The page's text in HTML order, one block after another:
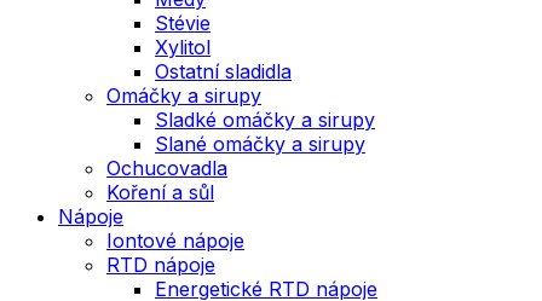
Stévie
Xylitol
Ostatní sladidla
Omáčky a sirupy
Sladké omáčky a sirupy
Slané omáčky a sirupy
Ochucovadla
Koření a sůl
Nápoje
Iontové nápoje
RTD nápoje
Energetické RTD nápoje